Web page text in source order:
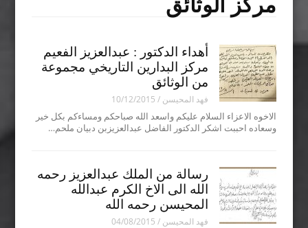
أهداء الدكتور : عبدالعزيز الفعيم
مركز البدارين التاريخي مجموعة
من الوثائق
فهد المحيسن /
10/12/2015
الاخوه الاعزاء السلام عليكم واسعد الله صباحكم ومساءكم بكل خير
وسعاده احببت اشكر الدكتور الفاضل عبدالعزيزبن دبيان ملحم…
رسالة من الملك عبدالعزيز رحمه
الله الى الاخ الكرم عبدالله
المحيسن رحمه الله
فهد المحيسن /
04/08/2015